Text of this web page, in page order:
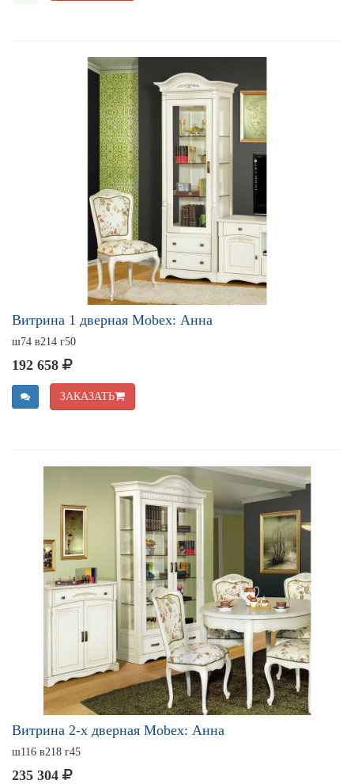
Витрина 1 дверная Mobex: Анна
ш74 в214 г50
192 658
ЗАКАЗАТЬ
Витрина 2-х дверная Mobex: Анна
ш116 в218 г45
235 304